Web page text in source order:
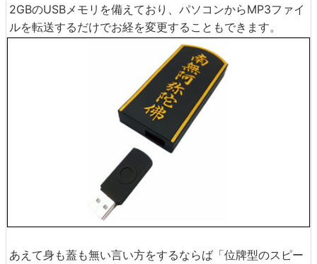
2GBのUSBメモリを備えており、パソコンからMP3ファイ
ルを転送するだけでお経を変更することもできます。
あえて身も蓋も無い言い方をするならば「位牌型のスピー